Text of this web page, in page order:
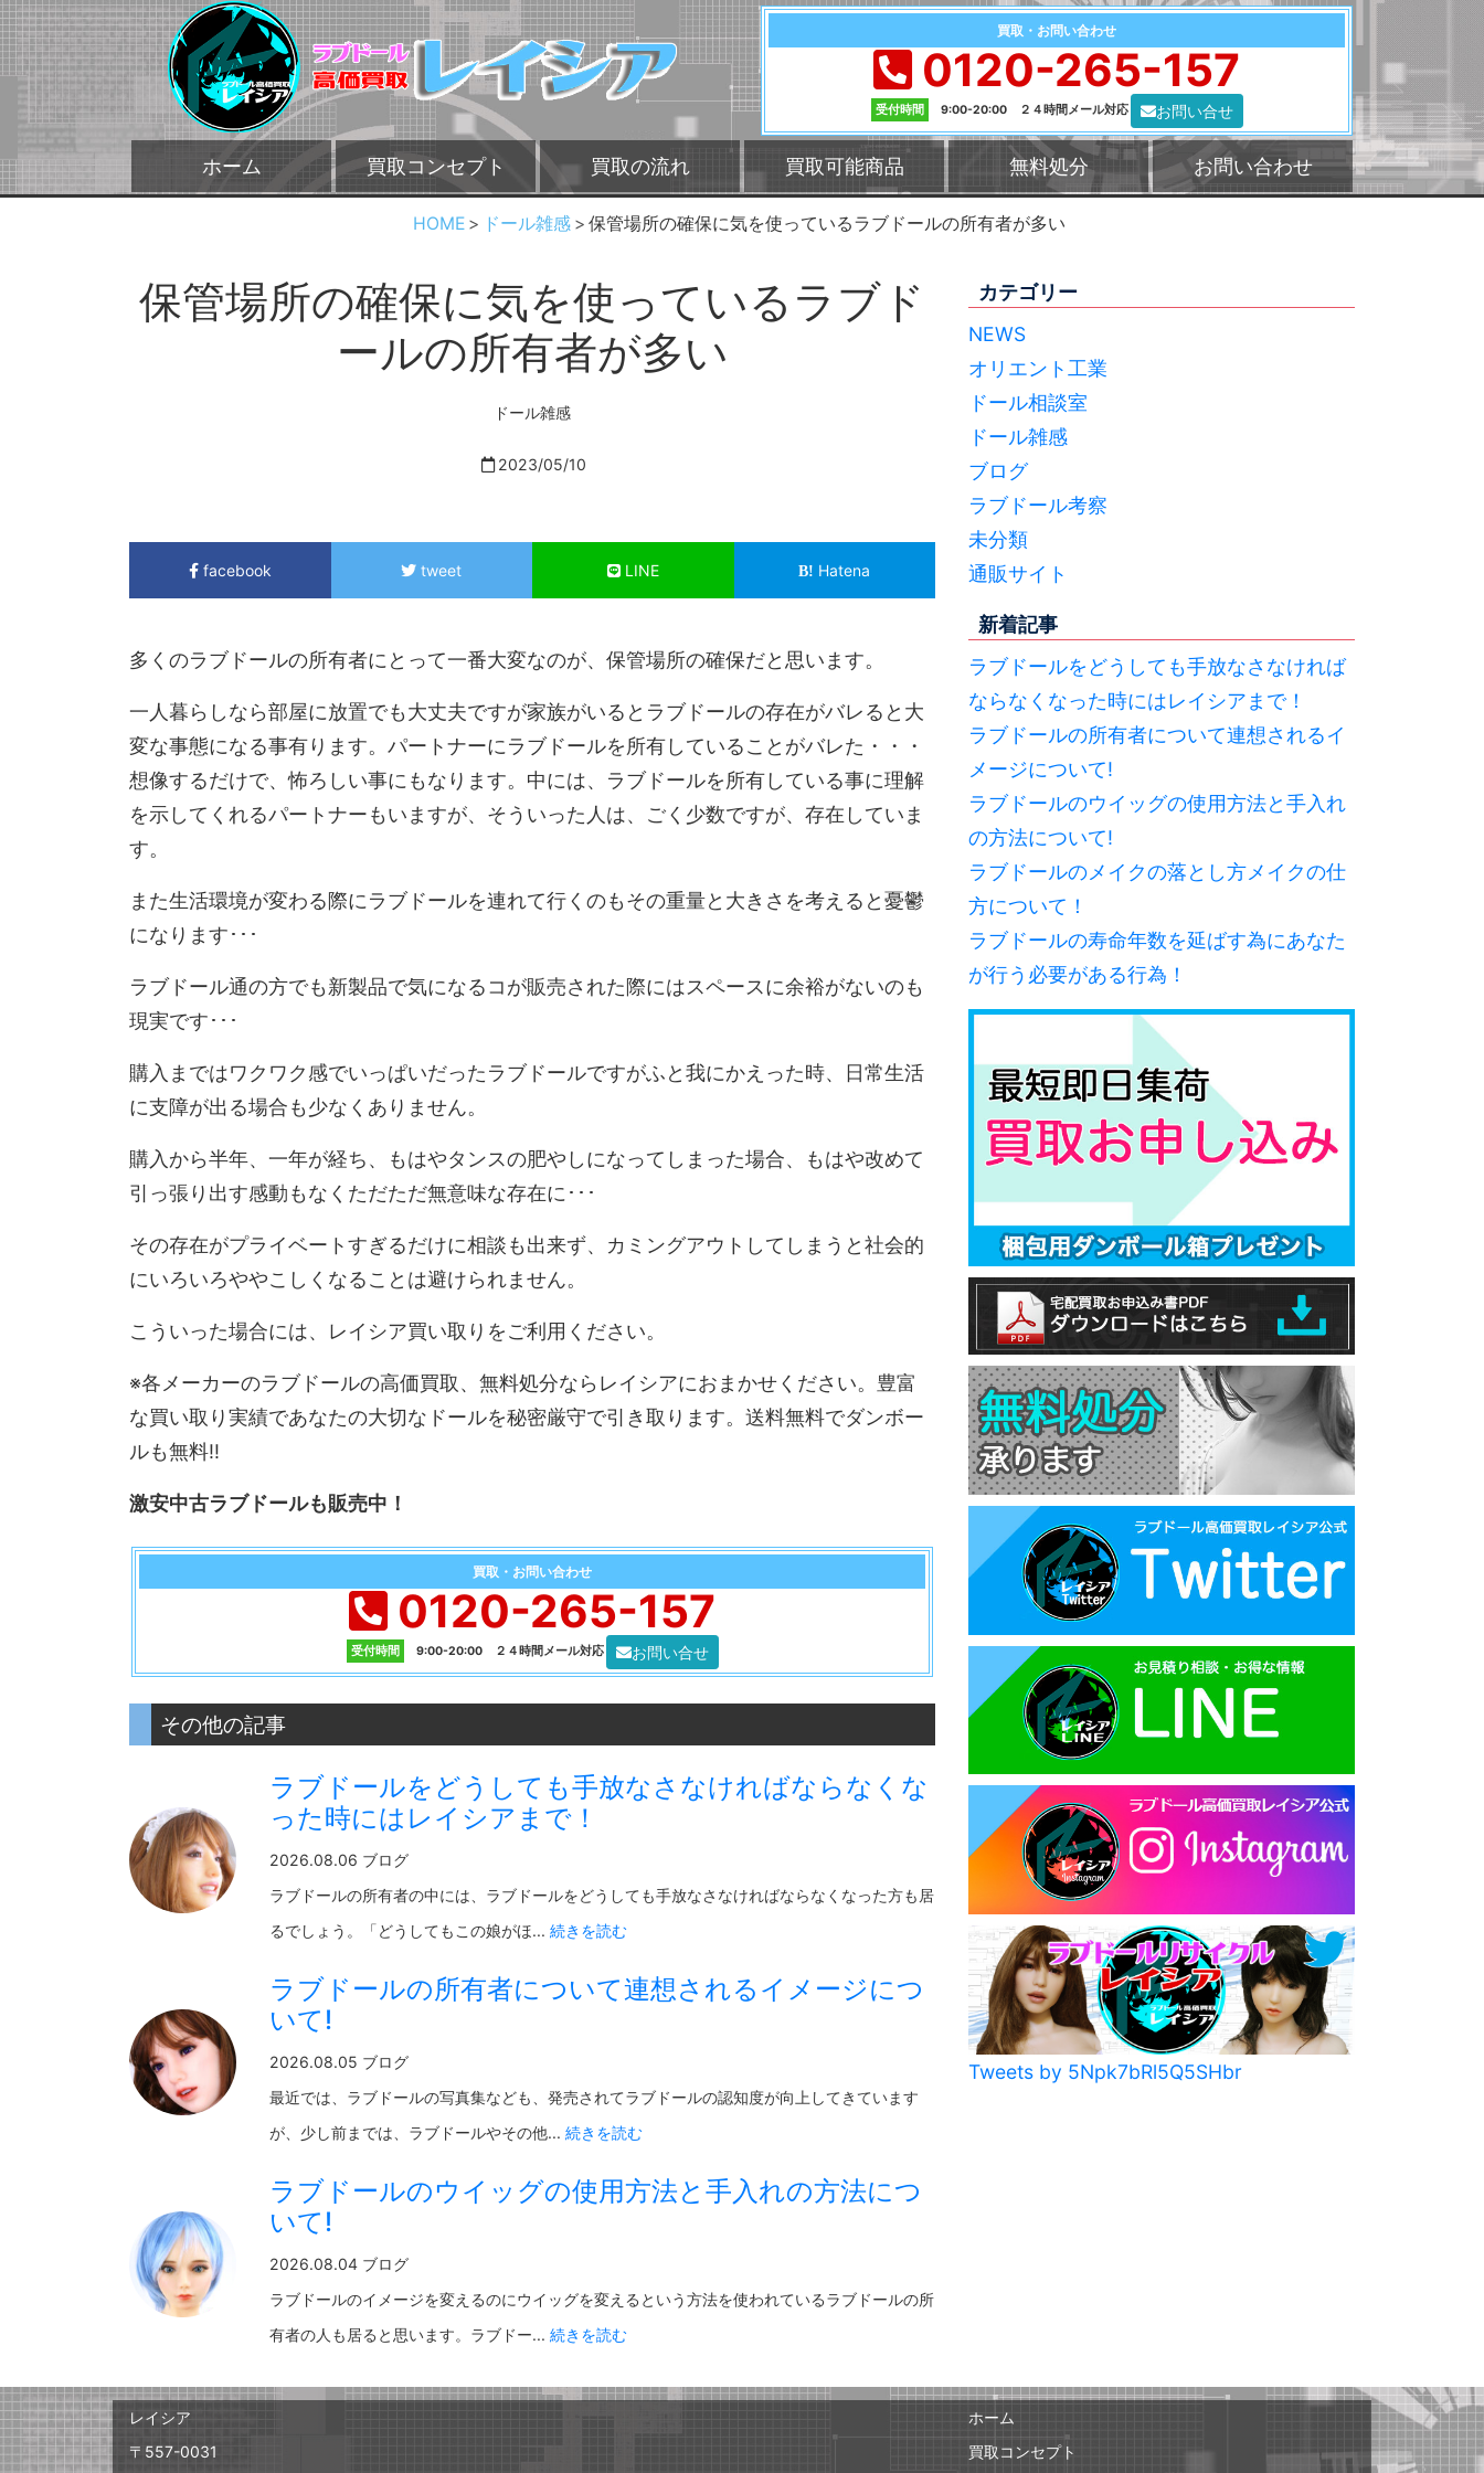
買取・お問い合わせ
0120-265-157
受付時間 9:00-20:00 ２４時間メール対応 お問い合せ
ホーム 買取コンセプト 買取の流れ 買取可能商品 無料処分 お問い合わせ
HOME ドール雑感 保管場所の確保に気を使っているラブドールの所有者が多い
保管場所の確保に気を使っているラブド
ールの所有者が多い
ドール雑感
2023/05/10
facebook tweet LINE Hatena
多くのラブドールの所有者にとって一番大変なのが、保管場所の確保だと思います。
一人暮らしなら部屋に放置でも大丈夫ですが家族がいるとラブドールの存在がバレると大
変な事態になる事有ります。パートナーにラブドールを所有していることがバレた・・・
想像するだけで、怖ろしい事にもなります。中には、ラブドールを所有している事に理解
を示してくれるパートナーもいますが、そういった人は、ごく少数ですが、存在していま
す。
また生活環境が変わる際にラブドールを連れて行くのもその重量と大きさを考えると憂鬱
になります･･･
ラブドール通の方でも新製品で気になるコが販売された際にはスペースに余裕がないのも
現実です･･･
購入まではワクワク感でいっぱいだったラブドールですがふと我にかえった時、日常生活
に支障が出る場合も少なくありません。
購入から半年、一年が経ち、もはやタンスの肥やしになってしまった場合、もはや改めて
引っ張り出す感動もなくただただ無意味な存在に･･･
その存在がプライベートすぎるだけに相談も出来ず、カミングアウトしてしまうと社会的
にいろいろややこしくなることは避けられません。
こういった場合には、レイシア買い取りをご利用ください。
※各メーカーのラブドールの高価買取、無料処分ならレイシアにおまかせください。豊富
な買い取り実績であなたの大切なドールを秘密厳守で引き取ります。送料無料でダンボー
ルも無料!!
激安中古ラブドールも販売中！
買取・お問い合わせ
0120-265-157
受付時間 9:00-20:00 ２４時間メール対応 お問い合せ
その他の記事
ラブドールをどうしても手放なさなければならなくな
った時にはレイシアまで！
2026.08.06 ブログ
ラブドールの所有者の中には、ラブドールをどうしても手放なさなければならなくなった方も居
るでしょう。「どうしてもこの娘がほ... 続きを読む
ラブドールの所有者について連想されるイメージにつ
いて!
2026.08.05 ブログ
最近では、ラブドールの写真集なども、発売されてラブドールの認知度が向上してきています
が、少し前までは、ラブドールやその他... 続きを読む
ラブドールのウイッグの使用方法と手入れの方法につ
いて!
2026.08.04 ブログ
ラブドールのイメージを変えるのにウイッグを変えるという方法を使われているラブドールの所
有者の人も居ると思います。ラブドー... 続きを読む
カテゴリー
NEWS
オリエント工業
ドール相談室
ドール雑感
ブログ
ラブドール考察
未分類
通販サイト
新着記事
ラブドールをどうしても手放なさなければ
ならなくなった時にはレイシアまで！
ラブドールの所有者について連想されるイ
メージについて!
ラブドールのウイッグの使用方法と手入れ
の方法について!
ラブドールのメイクの落とし方メイクの仕
方について！
ラブドールの寿命年数を延ばす為にあなた
が行う必要がある行為！
Tweets by 5Npk7bRl5Q5SHbr
レイシア
〒557-0031
ホーム
買取コンセプト